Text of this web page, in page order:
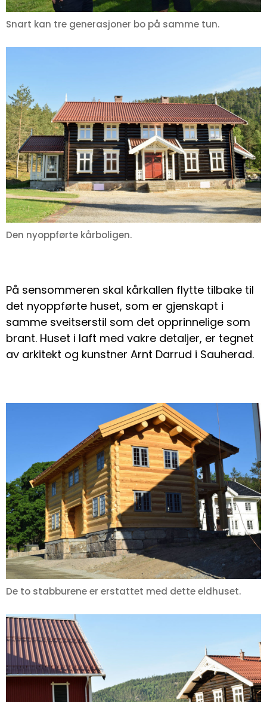
Snart kan tre generasjoner bo på samme tun.
Den nyoppførte kårboligen.
På sensommeren skal kårkallen flytte tilbake til
det nyoppførte huset, som er gjenskapt i
samme sveitserstil som det opprinnelige som
brant. Huset i laft med vakre detaljer, er tegnet
av arkitekt og kunstner Arnt Darrud i Sauherad.
De to stabburene er erstattet med dette eldhuset.